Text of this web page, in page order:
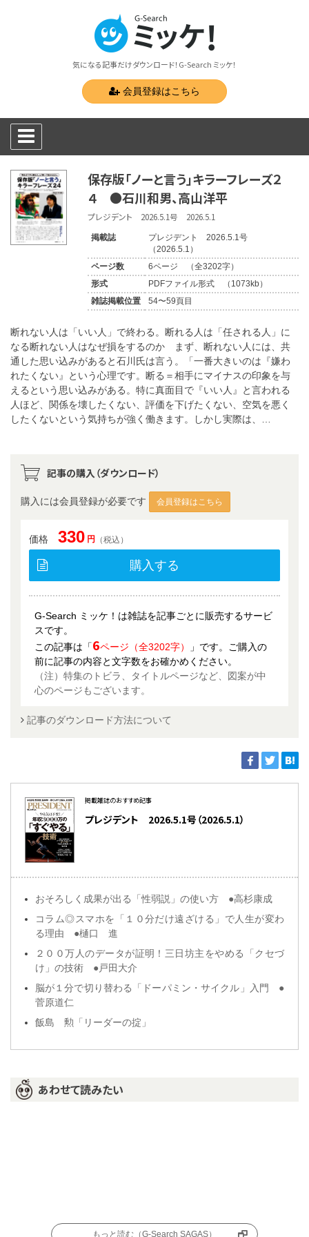
気になる記事だけダウンロード！G-Search ミッケ！
会員登録はこちら
保存版「ノーと言う」キラーフレーズ２
４ ●石川和男、高山洋平
プレジデント 2026.5.1号 2026.5.1
掲載誌
プレジデント 2026.5.1号
（2026.5.1）
ページ数
6ページ （全3202字）
形式
PDFファイル形式 （1073kb）
雑誌掲載位置
54〜59頁目
断れない人は「いい人」で終わる。断れる人は「任される人」に
なる断れない人はなぜ損をするのか まず、断れない人には、共
通した思い込みがあると石川氏は言う。「一番大きいのは『嫌わ
れたくない』という心理です。断る＝相手にマイナスの印象を与
えるという思い込みがある。特に真面目で『いい人』と言われる
人ほど、関係を壊したくない、評価を下げたくない、空気を悪く
したくないという気持ちが強く働きます。しかし実際は、…
記事の購入（ダウンロード）
購入には会員登録が必要です 会員登録はこちら
価格 330 円 （税込）
購入する
G-Search ミッケ！は雑誌を記事ごとに販売するサービ
スです。
この記事は「6ページ（全3202字）
」です。ご購入の
前に記事の内容と文字数をお確かめください。
（注）特集のトビラ、タイトルページなど、図案が中
心のページもございます。
記事のダウンロード方法について
掲載雑誌のおすすめ記事
プレジデント 2026.5.1号（2026.5.1）
おそろしく成果が出る「性弱説」の使い方 ●高杉康成
コラム◎スマホを「１０分だけ遠ざける」で人生が変わ
る理由 ●樋口 進
２００万人のデータが証明！三日坊主をやめる「クセづ
け」の技術 ●戸田大介
脳が１分で切り替わる「ドーパミン・サイクル」入門 ●
菅原道仁
飯島 勲「リーダーの掟」
あわせて読みたい
もっと読む（G-Search SAGAS）